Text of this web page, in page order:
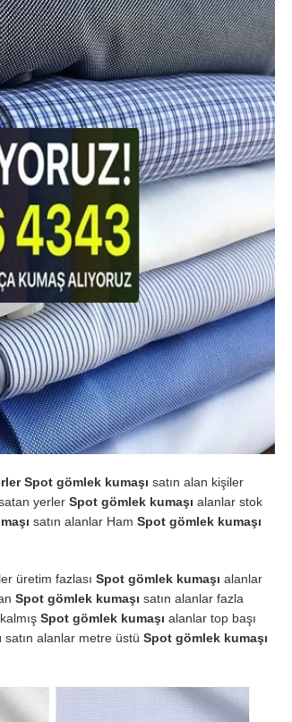
Spot gömlek kumaşı satın alan kişiler
yerler Spot gömlek kumaşı alanlar stok
satın alanlar Ham Spot gömlek kumaşı
üretim fazlası Spot gömlek kumaşı alanlar
Spot gömlek kumaşı satın alanlar fazla
Spot gömlek kumaşı alanlar top başı
satın alanlar metre üstü Spot gömlek kumaşı